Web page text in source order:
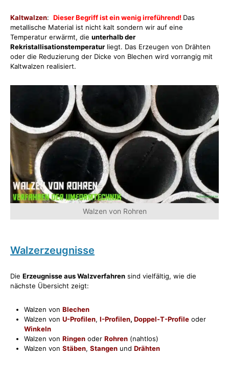
Kaltwalzen: Dieser Begriff ist ein wenig irreführend! Das
metallische Material ist nicht kalt sondern wir auf eine
Temperatur erwärmt, die unterhalb der
Rekristallisationstemperatur liegt. Das Erzeugen von Drähten
oder die Reduzierung der Dicke von Blechen wird vorrangig mit
Kaltwalzen realisiert.
Walzen von Rohren
Walzerzeugnisse
Die Erzeugnisse aus Walzverfahren sind vielfältig, wie die
nächste Übersicht zeigt:
Walzen von Blechen
Walzen von U-Profilen, I-Profilen, Doppel-T-Profile oder
Winkeln
Walzen von Ringen oder Rohren (nahtlos)
Walzen von Stäben, Stangen und Drähten